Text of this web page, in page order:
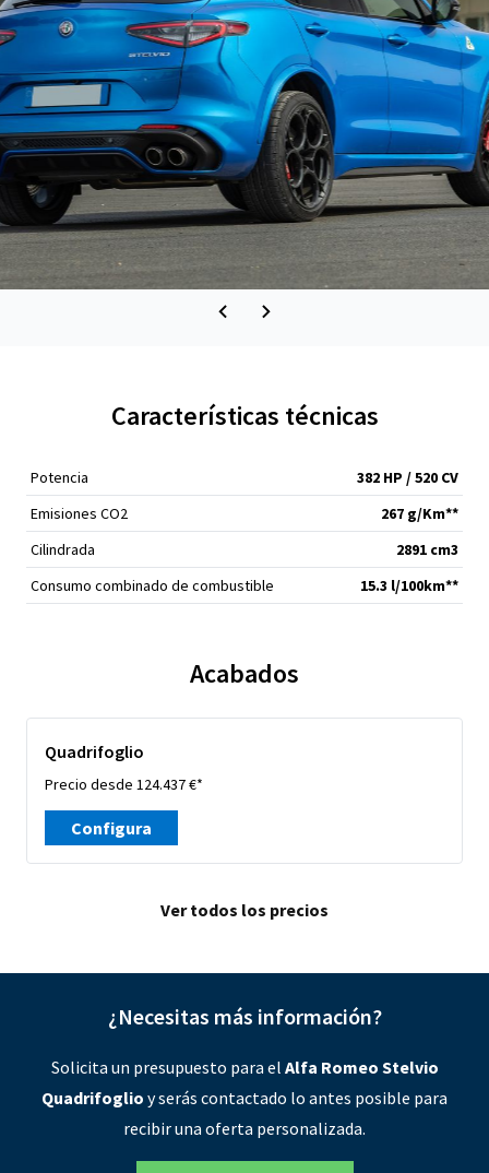
Características técnicas
Potencia
382 HP / 520 CV
Emisiones CO2
267 g/Km**
Cilindrada
2891 cm3
Consumo combinado de combustible
15.3 l/100km**
Acabados
Quadrifoglio
Precio desde 124.437 €*
Configura
Ver todos los precios
¿Necesitas más información?
Solicita un presupuesto para el Alfa Romeo Stelvio
Quadrifoglio y serás contactado lo antes posible para
recibir una oferta personalizada.